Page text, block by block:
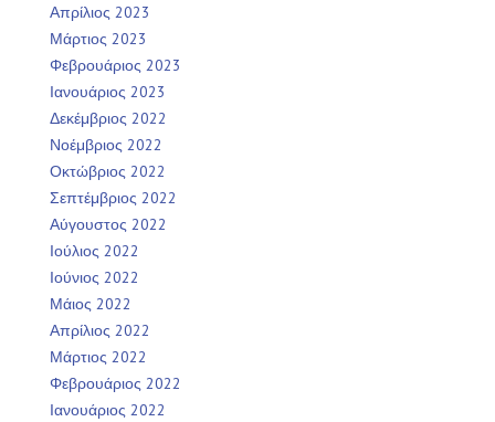
Απρίλιος 2023
Μάρτιος 2023
Φεβρουάριος 2023
Ιανουάριος 2023
Δεκέμβριος 2022
Νοέμβριος 2022
Οκτώβριος 2022
Σεπτέμβριος 2022
Αύγουστος 2022
Ιούλιος 2022
Ιούνιος 2022
Μάιος 2022
Απρίλιος 2022
Μάρτιος 2022
Φεβρουάριος 2022
Ιανουάριος 2022